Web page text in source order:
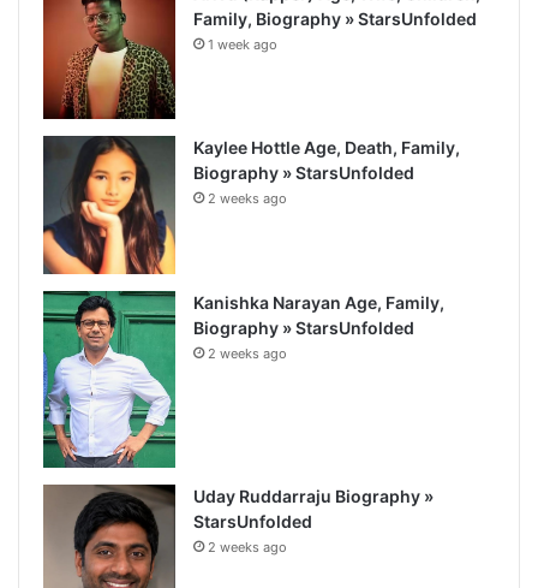
Family, Biography » StarsUnfolded
1 week ago
Kaylee Hottle Age, Death, Family,
Biography » StarsUnfolded
2 weeks ago
Kanishka Narayan Age, Family,
Biography » StarsUnfolded
2 weeks ago
Uday Ruddarraju Biography »
StarsUnfolded
2 weeks ago